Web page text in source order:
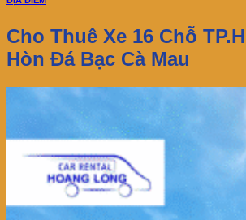
Cho Thuê Xe 16 Chỗ
Hòn Đá Bạc Cà Mau